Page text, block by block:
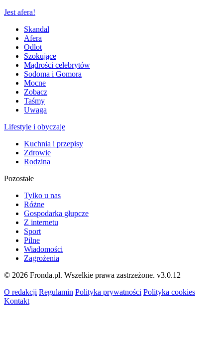
Jest afera!
Skandal
Afera
Odlot
Szokujące
Mądrości celebrytów
Sodoma i Gomora
Mocne
Zobacz
Taśmy
Uwaga
Lifestyle i obyczaje
Kuchnia i przepisy
Zdrowie
Rodzina
Pozostałe
Tylko u nas
Różne
Gospodarka głupcze
Z internetu
Sport
Pilne
Wiadomości
Zagrożenia
© 2026 Fronda.pl. Wszelkie prawa zastrzeżone. v3.0.12
O redakcji Regulamin Polityka prywatności Polityka cookies
Kontakt